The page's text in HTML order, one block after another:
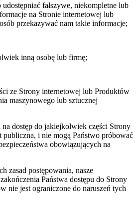
fałszywe, niekompletne lub
na Stronie internetowej lub
przekazywać nam takie informacje;
inną osobę lub firmę;
ze Strony internetowej lub Produktów
maszynowego lub sztucznej
dostęp do jakiejkolwiek części Strony
publiczna, i nie mogą Państwo próbować
obowiązujących na
zasad postępowania, nasze
Państwa dostępu do Strony
nie jest ograniczone do naruszeń tych